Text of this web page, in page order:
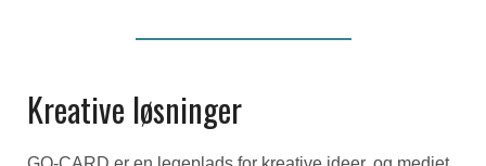
Kreative løsninger